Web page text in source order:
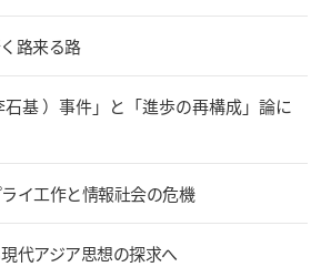
路来る路
石基 ）事件」と「進歩の再構成」論に
イ工作と情報社会の危機
代アジア思想の探求へ